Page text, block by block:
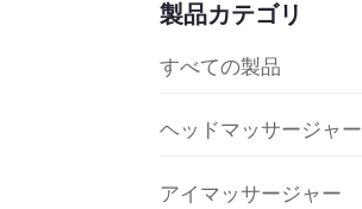
製品カテゴリ
すべての製品
ヘッドマッサージャー
アイマッサージャー